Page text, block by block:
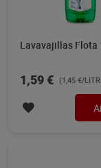
Lavavajillas Flota
1,59 € (1,45 €/